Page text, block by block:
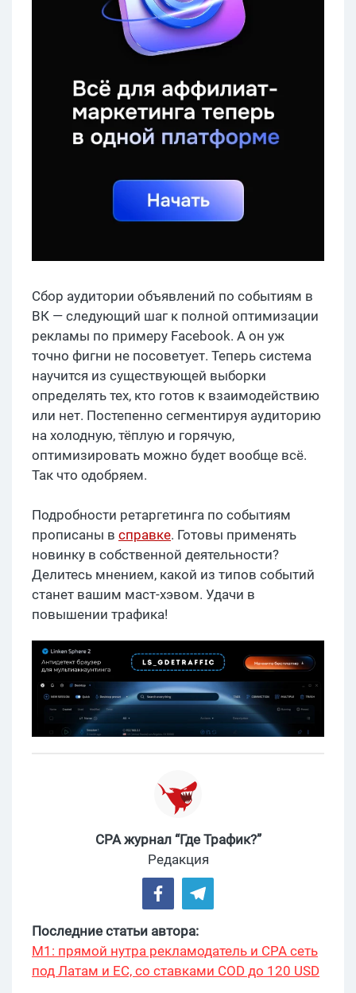
Сбор аудитории объявлений по событиям в
ВК — следующий шаг к полной оптимизации
рекламы по примеру Facebook. А он уж
точно фигни не посоветует. Теперь система
научится из существующей выборки
определять тех, кто готов к взаимодействию
или нет. Постепенно сегментируя аудиторию
на холодную, тёплую и горячую,
оптимизировать можно будет вообще всё.
Так что одобряем.
Подробности ретаргетинга по событиям
прописаны в справке. Готовы применять
новинку в собственной деятельности?
Делитесь мнением, какой из типов событий
станет вашим маст-хэвом. Удачи в
повышении трафика!
CPA журнал “Где Трафик?”
Редакция
Последние статьи автора:
М1: прямой нутра рекламодатель и CPA сеть
под Латам и ЕС, со ставками COD до 120 USD